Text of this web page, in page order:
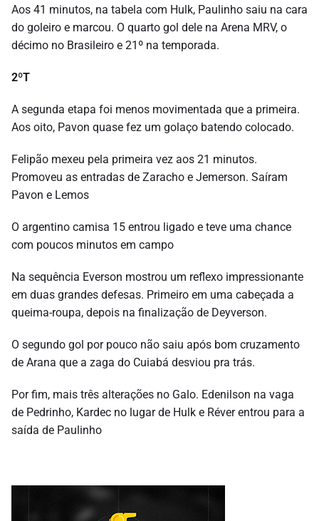
Aos 41 minutos, na tabela com Hulk, Paulinho saiu na cara
do goleiro e marcou. O quarto gol dele na Arena MRV, o
décimo no Brasileiro e 21º na temporada.
2ºT
A segunda etapa foi menos movimentada que a primeira.
Aos oito, Pavon quase fez um golaço batendo colocado.
Felipão mexeu pela primeira vez aos 21 minutos.
Promoveu as entradas de Zaracho e Jemerson. Saíram
Pavon e Lemos
O argentino camisa 15 entrou ligado e teve uma chance
com poucos minutos em campo
Na sequência Everson mostrou um reflexo impressionante
em duas grandes defesas. Primeiro em uma cabeçada a
queima-roupa, depois na finalização de Deyverson.
O segundo gol por pouco não saiu após bom cruzamento
de Arana que a zaga do Cuiabá desviou pra trás.
Por fim, mais três alterações no Galo. Edenilson na vaga
de Pedrinho, Kardec no lugar de Hulk e Réver entrou para a
saída de Paulinho